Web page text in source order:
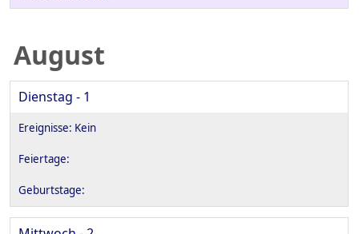
August
Dienstag - 1